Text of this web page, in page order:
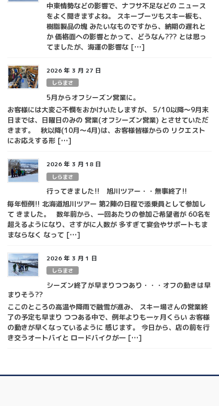
中東情勢などの影響で、ナフサ不足などの ニュース
をよく聞きますよね。 スキーブーツもスキー板も、
樹脂製品の塊 みたいなものですから、納期の遅れと
か 価格面への影響とかって、どうなん??? とは思っ
てましたが、海運の影響な […]
2026 年 3 月 27 日
しらまさ
5月からオフシーズン営業に。
お客様には大変ご不憫をおかけいたしますが、 5/10以降～9月末
日までは、日曜日のみの 営業(オフシーズン営業) とさせていただ
きます。 秋以降(10月～4月)は、お客様皆様からの リクエスト
にお応えする形 […]
2026 年 3 月 18 日
しらまさ
行ってきました!! 旭川ツアー・・無事終了!!
毎年恒例!! 北海道旭川ツアー 第2陣の日程で添乗員として参加し
て きました。 数年前から、一回あたりの参加ご希望者が 60名を
超えるようになり、さすがに人数が 多すぎて宴会やサポートもま
まならなく なって […]
2026 年 3 月 1 日
しらまさ
シーズン終了が早まりつつあり・・・オフの動きは早
まりそう??
ここのところの高温や降雨で融雪が進み、 スキー場さんの営業終
了の予定も早まり つつある中で、例年よりも一ヶ月くらい お客様
の動きが早くなっているように 感じます。 今日から、店の前を行
き交うオートバイと ロードバイクが一 […]